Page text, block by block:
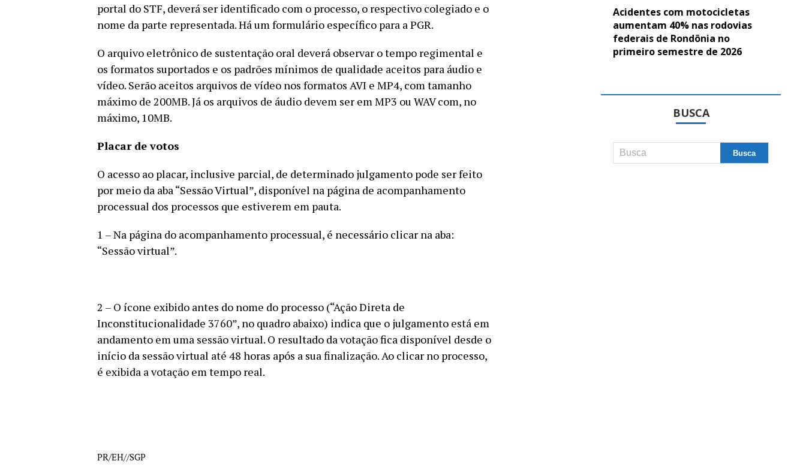
portal do STF, deverá ser identificado com o processo, o respectivo colegiado e o
nome da parte representada. Há um formulário específico para a PGR.
O arquivo eletrônico de sustentação oral deverá observar o tempo regimental e
os formatos suportados e os padrões mínimos de qualidade aceitos para áudio e
vídeo. Serão aceitos arquivos de vídeo nos formatos AVI e MP4, com tamanho
máximo de 200MB. Já os arquivos de áudio devem ser em MP3 ou WAV com, no
máximo, 10MB.
Placar de votos
O acesso ao placar, inclusive parcial, de determinado julgamento pode ser feito
por meio da aba “Sessão Virtual”, disponível na página de acompanhamento
processual dos processos que estiverem em pauta.
1 – Na página do acompanhamento processual, é necessário clicar na aba:
“Sessão virtual”.
2 – O ícone exibido antes do nome do processo (“Ação Direta de
Inconstitucionalidade 3760”, no quadro abaixo) indica que o julgamento está em
andamento em uma sessão virtual. O resultado da votação fica disponível desde o
início da sessão virtual até 48 horas após a sua finalização. Ao clicar no processo,
é exibida a votação em tempo real.
PR/EH//SGP
Acidentes com motocicletas
aumentam 40% nas rodovias
federais de Rondônia no
primeiro semestre de 2026
BUSCA